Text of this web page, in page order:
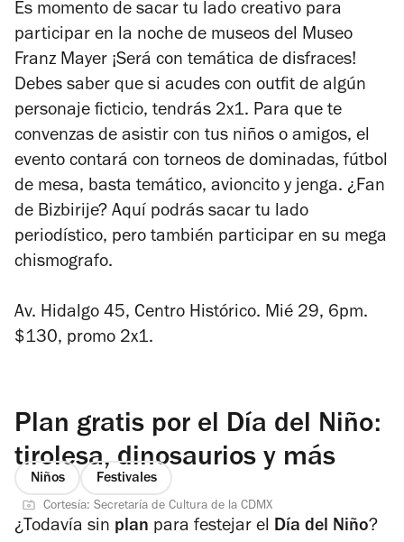
Es momento de sacar tu lado creativo para
participar en la noche de museos del Museo
Franz Mayer ¡Será con temática de disfraces!
Debes saber que si acudes con outfit de algún
personaje ficticio, tendrás 2x1. Para que te
convenzas de asistir con tus niños o amigos, el
evento contará con torneos de dominadas, fútbol
de mesa, basta temático, avioncito y jenga. ¿Fan
de Bizbirije? Aquí podrás sacar tu lado
periodístico, pero también participar en su mega
chismografo.
Av. Hidalgo 45, Centro Histórico. Mié 29, 6pm.
$130, promo 2x1.
Plan gratis por el Día del Niño:
tirolesa, dinosaurios y más
Niños Festivales
Cortesía: Secretaría de Cultura de la CDMX
¿Todavía sin plan para festejar el Día del Niño?